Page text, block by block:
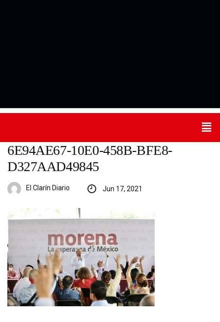
6E94AE67-10E0-458B-BFE8-
D327AAD49845
El Clarín Diario Jun 17, 2021